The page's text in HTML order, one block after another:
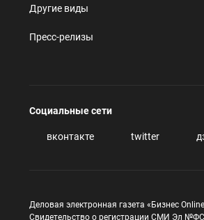
Другие виды
Пресс-релизы
Социальные сети
вконтакте twitter
Деловая электронная газета «Бизнес
Свидетельство о регистрации СМИ Эл